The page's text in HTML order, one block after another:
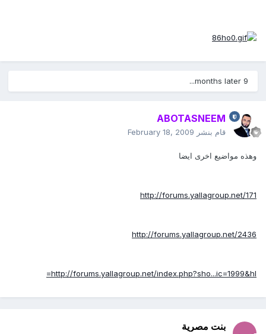
9 months later...
ABOTASNEEM
قام بنشر February 18, 2009
وهذه مواضيع اخرى ايضا
http://forums.yallagroup.net/171
http://forums.yallagroup.net/2436
http://forums.yallagroup.net/index.php?sho...ic=1999&hl=
بنت مصرية